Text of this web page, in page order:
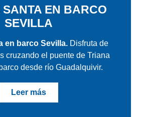
EN BARCO
SEVILLA
en barco Sevilla. Disfruta de
cruzando el puente de Triana
desde río Guadalquivir.
Leer más